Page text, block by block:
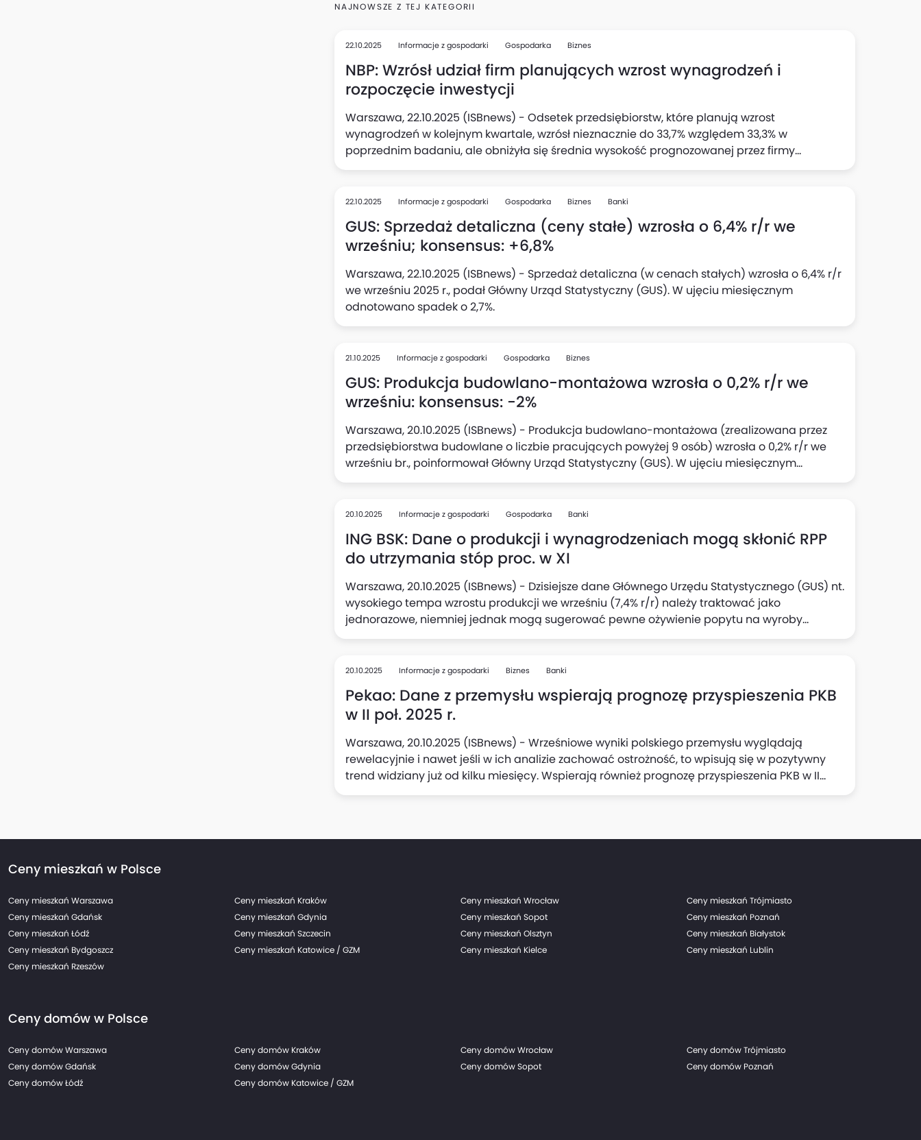
NAJNOWSZE Z TEJ KATEGORII
22.10.2025 Informacje z gospodarki Gospodarka Biznes
NBP: Wzrósł udział firm planujących wzrost wynagrodzeń i
rozpoczęcie inwestycji
Warszawa, 22.10.2025 (ISBnews) - Odsetek przedsiębiorstw, które planują wzrost
wynagrodzeń w kolejnym kwartale, wzrósł nieznacznie do 33,7% względem 33,3% w
poprzednim badaniu, ale obniżyła się średnia wysokość prognozowanej przez firmy
podwyżki (do 5,1%, wobec 5,3% kwartał wcześniej), wynika z "Szybkiego Monitoringu NBP". Z
deklarujących zamiar rozpoczęcia nowych inwestycji: do 23,1% względem 22% z badania w II
22.10.2025 Informacje z gospodarki Gospodarka Biznes Banki
GUS: Sprzedaż detaliczna (ceny stałe) wzrosła o 6,4% r/r we
wrześniu; konsensus: +6,8%
Warszawa, 22.10.2025 (ISBnews) - Sprzedaż detaliczna (w cenach stałych) wzrosła o 6,4% r/r
we wrześniu 2025 r., podał Główny Urząd Statystyczny (GUS). W ujęciu miesięcznym
odnotowano spadek o 2,7%.
21.10.2025 Informacje z gospodarki Gospodarka Biznes
GUS: Produkcja budowlano-montażowa wzrosła o 0,2% r/r we
wrześniu: konsensus: -2%
Warszawa, 20.10.2025 (ISBnews) - Produkcja budowlano-montażowa (zrealizowana przez
przedsiębiorstwa budowlane o liczbie pracujących powyżej 9 osób) wzrosła o 0,2% r/r we
wrześniu br., poinformował Główny Urząd Statystyczny (GUS). W ujęciu miesięcznym
odnotowano wzrost o 20,6%.
20.10.2025 Informacje z gospodarki Gospodarka Banki
ING BSK: Dane o produkcji i wynagrodzeniach mogą skłonić RPP
do utrzymania stóp proc. w XI
Warszawa, 20.10.2025 (ISBnews) - Dzisiejsze dane Głównego Urzędu Statystycznego (GUS) nt.
wysokiego tempa wzrostu produkcji we wrześniu (7,4% r/r) należy traktować jako
jednorazowe, niemniej jednak mogą sugerować pewne ożywienie popytu na wyroby
polskiego przemysłu, oceniają Adam Antoniak, Leszek Kąsek i Michał Rubaszek z Biura Analiz
w przetwórstwie oraz podwyższony wzrost wynagrodzeń w tym sektorze to czynniki, które
mogą skłonić Radę Polityki Pieniężnej (RPP) do powstrzymania się przed kolejną obniżką
stóp procentowych w listopadzie.
20.10.2025 Informacje z gospodarki Biznes Banki
Pekao: Dane z przemysłu wspierają prognozę przyspieszenia PKB
w II poł. 2025 r.
Warszawa, 20.10.2025 (ISBnews) - Wrześniowe wyniki polskiego przemysłu wyglądają
rewelacyjnie i nawet jeśli w ich analizie zachować ostrożność, to wpisują się w pozytywny
trend widziany już od kilku miesięcy. Wspierają również prognozę przyspieszenia PKB w II
połowie tego roku, uważa Departament Analiz Makroekonomicznych Banku Pekao. Dzisiejsza
Ceny mieszkań w Polsce
Ceny mieszkań Warszawa Ceny mieszkań Kraków Ceny mieszkań Wrocław
Ceny mieszkań Trójmiasto
Ceny mieszkań Gdańsk
Ceny mieszkań Gdynia Ceny mieszkań Sopot
Ceny mieszkań Poznań
Ceny mieszkań Łódź
Ceny mieszkań Szczecin Ceny mieszkań Olsztyn
Ceny mieszkań Białystok
Ceny mieszkań Bydgoszcz
Ceny mieszkań Katowice / GZM Ceny mieszkań Kielce
Ceny mieszkań Lublin
Ceny mieszkań Rzeszów
Ceny domów w Polsce
Ceny domów Warszawa Ceny domów Kraków Ceny domów Wrocław
Ceny domów Trójmiasto
Ceny domów Gdańsk
Ceny domów Gdynia Ceny domów Sopot
Ceny domów Poznań
Ceny domów Łódź
Ceny domów Katowice / GZM